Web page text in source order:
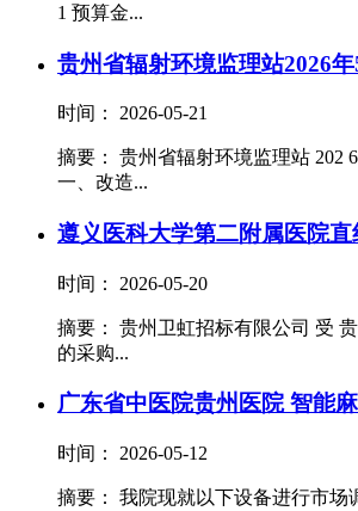
1 预算金...
贵州省辐射环境监理站2026
时间： 2026-05-21
摘要： 贵州省辐射环境监理站 202
一、改造...
遵义医科大学第二附属医院
时间： 2026-05-20
摘要： 贵州卫虹招标有限公司 受
的采购...
广东省中医院贵州医院 智能
时间： 2026-05-12
摘要： 我院现就以下设备进行市场